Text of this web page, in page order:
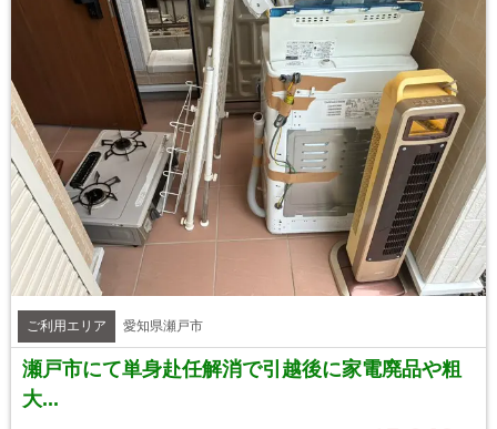
ご利用エリア 愛知県瀬戸市
瀬戸市にて単身赴任解消で引越後に家電廃品や粗
大...